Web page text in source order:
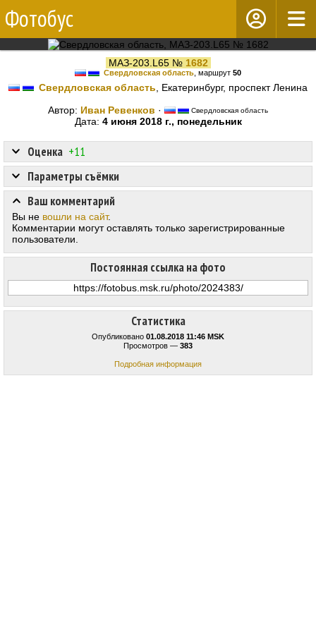
Фотобус
МАЗ-203.L65 № 1682
Свердловская область , маршрут 50
Свердловская область , Екатеринбург, проспект Ленина
Автор: Иван Ревенков · Свердловская область
Дата: 4 июня 2018 г., понедельник
Статистика
Опубликовано 01.08.2018 11:46 MSK
Просмотров — 383
Подробная информация
Оценка +11
Постоянная ссылка на фото
Параметры съёмки
Ваш комментарий
Вы не вошли на сайт.
Комментарии могут оставлять только зарегистрированные
пользователи.